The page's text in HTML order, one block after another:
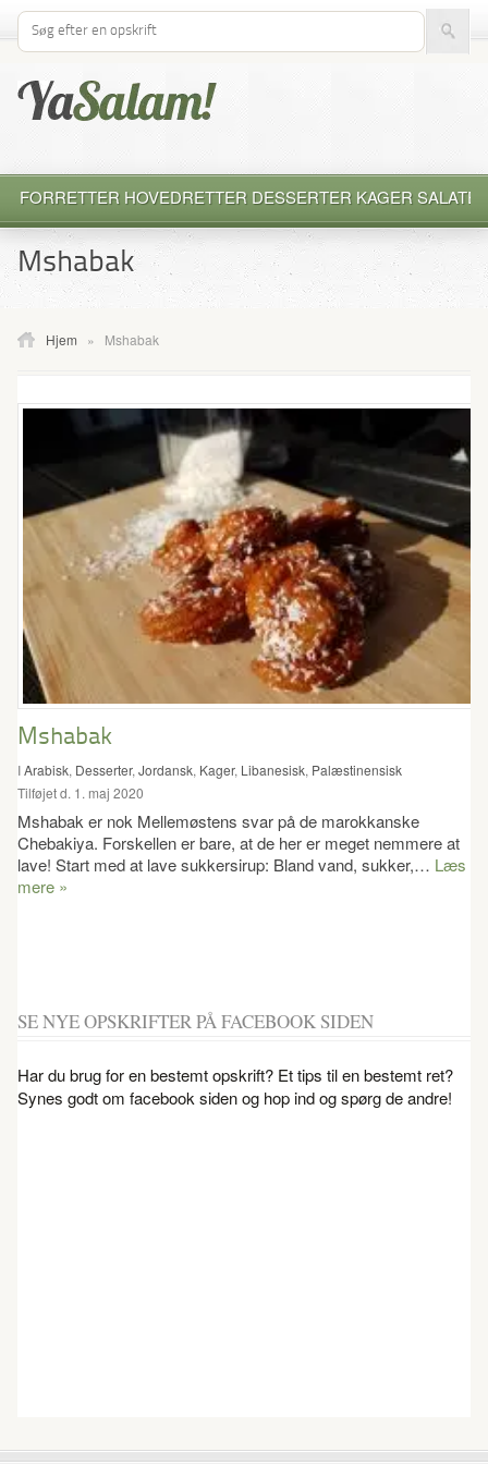
Søg efter opskrift
FORRETTER HOVEDRETTER DESSERTER KAGER
Mshabak
Hjem » Mshabak
Mshabak
IArabisk, Desserter, Jordansk, Kager, Libanesisk, Palæstinensisk
Tilføjet d. 1. maj 2020
Mshabak er nok Mellemøstens svar på de marokkanske
Chebakiya. Forskellen er bare, at de her er meget nemmere at
lave! Start med at lave sukkersirup: Bland vand, sukker,… Læs
mere »
SE NYE OPSKRIFTER PÅ FACEBOOK SIDEN
Har du brug for en bestemt opskrift? Et tips til en bestemt ret?
Synes godt om facebook siden og hop ind og spørg de andre!